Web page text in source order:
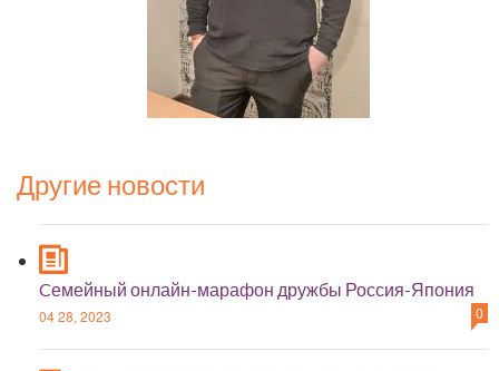
Другие новости
Cемейный онлайн-марафон дружбы Россия-Япония
04 28, 2023 0